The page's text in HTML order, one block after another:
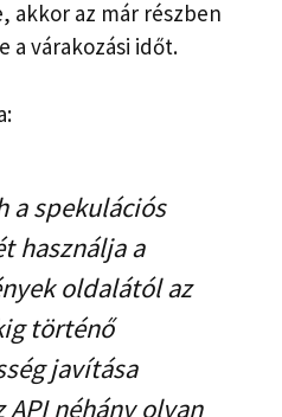
akkor az már részben
a várakozási időt.
a spekulációs
használja a
oldalától az
történő
javítása
API néhány olyan